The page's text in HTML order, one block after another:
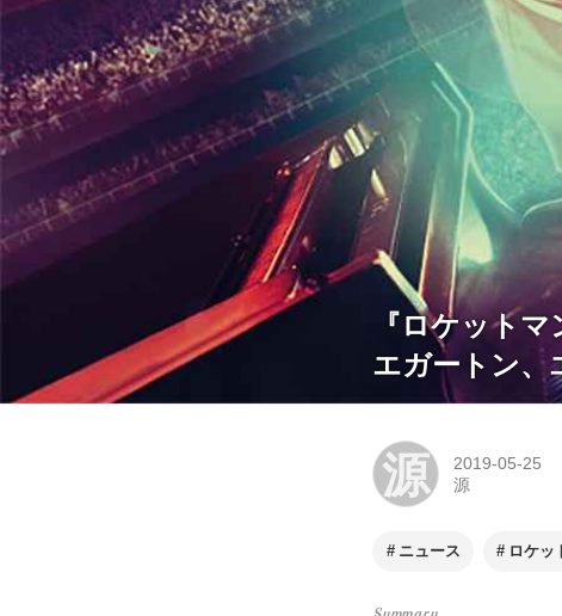
『ロケット
エガートン、
源
2019-05-25
源
ニュース ロケッ